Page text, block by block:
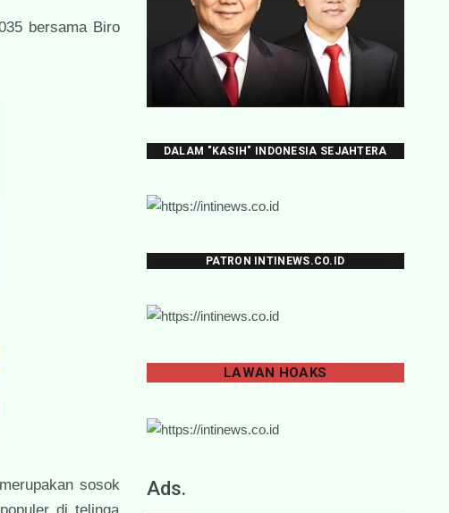
bersama Biro
sosok
DALAM "KASIH" INDONESIA SEJAHTERA
PATRON INTINEWS.CO.ID
LAWAN HOAKS
Ads.